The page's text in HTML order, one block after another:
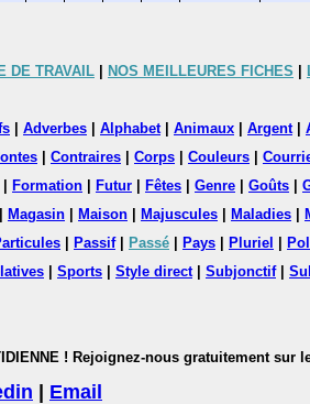
DE TRAVAIL NOS MEILLEURES FICHES
Adverbes Alphabet| Animaux Argent|
Contraires Corps Couleurs
Formation Futur Fêtes Genre Goûts
Magasin Maison Majuscules Maladies
Passif| Passé Pays Pluriel
Sports Style direct| Subjonctif|
! Rejoignez-nous gratuitement sur
Email